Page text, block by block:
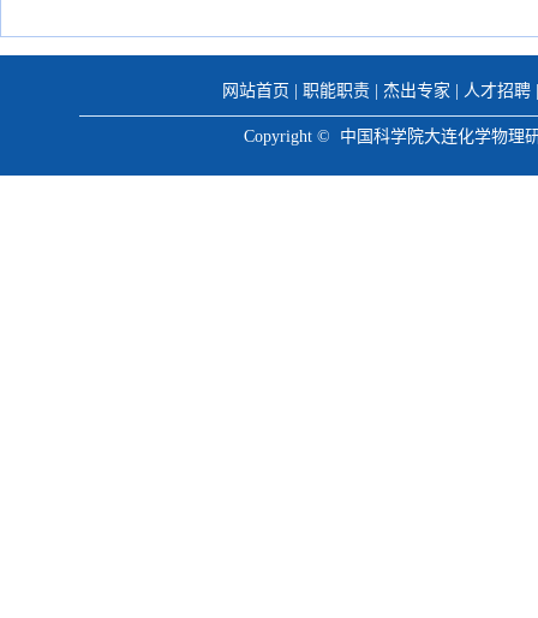
网站首页 职能职责| 杰出专家 人才招聘
Copyright © 中国科学院大连化学物